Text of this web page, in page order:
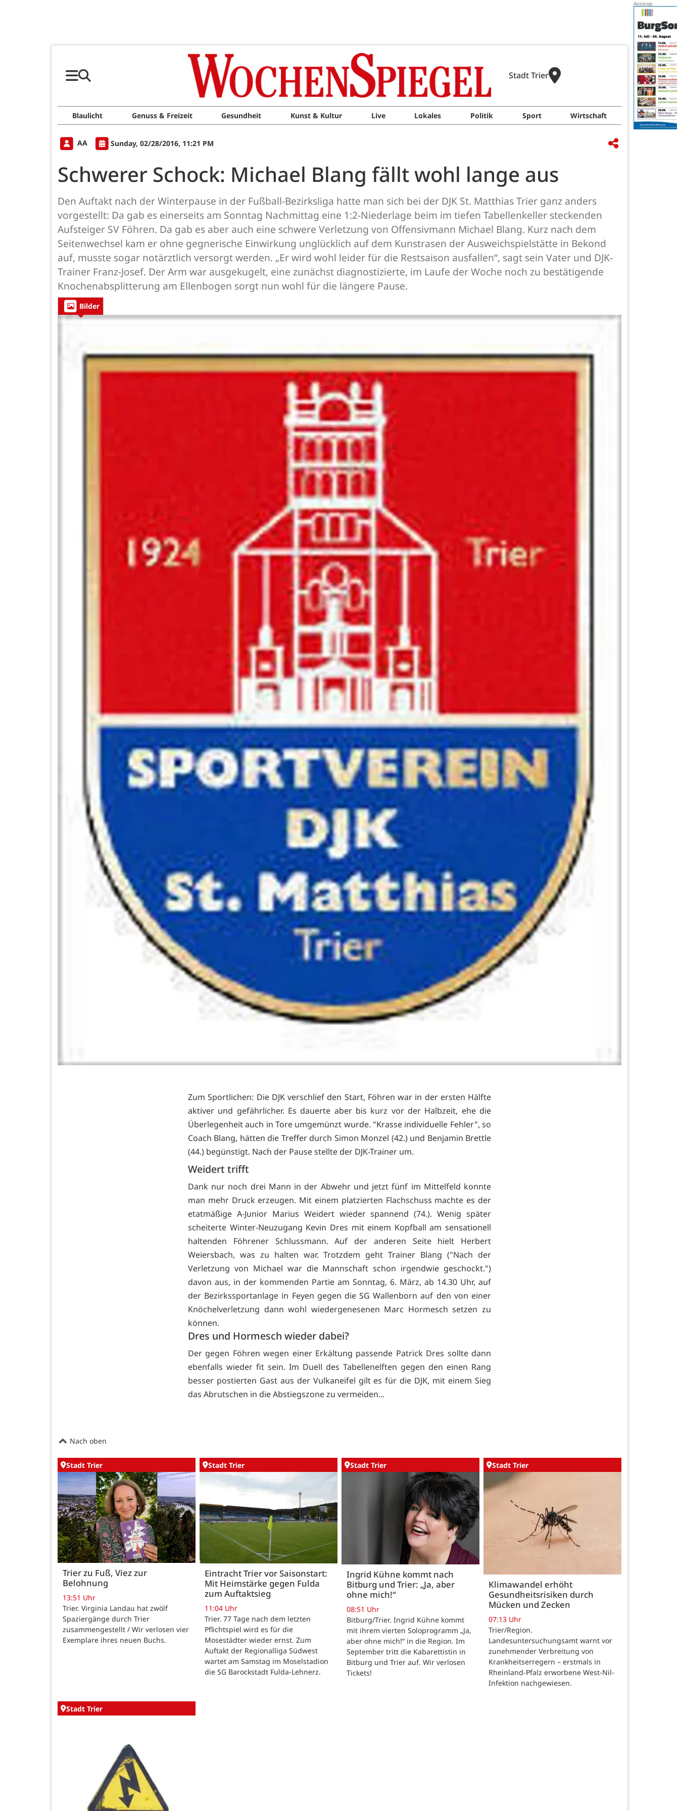
Stadt Trier
Blaulicht Genuss & Freizeit Gesundheit Kunst & Kultur Live Lokales Politik Sport Wirtschaft
AA Sunday, 02/28/2016, 11:21 PM
Schwerer Schock: Michael Blang fällt wohl lange aus
Den Auftakt nach der Winterpause in der Fußball-Bezirksliga hatte man sich bei der DJK St. Matthias Trier ganz anders
vorgestellt: Da gab es einerseits am Sonntag Nachmittag eine 1:2-Niederlage beim im tiefen Tabellenkeller steckenden
Aufsteiger SV Föhren. Da gab es aber auch eine schwere Verletzung von Offensivmann Michael Blang. Kurz nach dem
Seitenwechsel kam er ohne gegnerische Einwirkung unglücklich auf dem Kunstrasen der Ausweichspielstätte in Bekond
auf, musste sogar notärztlich versorgt werden. „Er wird wohl leider für die Restsaison ausfallen“, sagt sein Vater und DJK-
Trainer Franz-Josef. Der Arm war ausgekugelt, eine zunächst diagnostizierte, im Laufe der Woche noch zu bestätigende
Knochenabsplitterung am Ellenbogen sorgt nun wohl für die längere Pause.
Bilder
Zum Sportlichen: Die DJK verschlief den Start, Föhren war in der ersten Hälfte
aktiver und gefährlicher. Es dauerte aber bis kurz vor der Halbzeit, ehe die
Überlegenheit auch in Tore umgemünzt wurde. "Krasse individuelle Fehler", so
Coach Blang, hätten die Treffer durch Simon Monzel (42.) und Benjamin Brettle
(44.) begünstigt. Nach der Pause stellte der DJK-Trainer um.
Weidert trifft
Dank nur noch drei Mann in der Abwehr und jetzt fünf im Mittelfeld konnte
man mehr Druck erzeugen. Mit einem platzierten Flachschuss machte es der
etatmäßige A-Junior Marius Weidert wieder spannend (74.). Wenig später
scheiterte Winter-Neuzugang Kevin Dres mit einem Kopfball am sensationell
haltenden Föhrener Schlussmann. Auf der anderen Seite hielt Herbert
Weiersbach, was zu halten war. Trotzdem geht Trainer Blang ("Nach der
Verletzung von Michael war die Mannschaft schon irgendwie geschockt.")
davon aus, in der kommenden Partie am Sonntag, 6. März, ab 14.30 Uhr, auf
der Bezirkssportanlage in Feyen gegen die SG Wallenborn auf den von einer
Knöchelverletzung dann wohl wiedergenesenen Marc Hormesch setzen zu
können.
Dres und Hormesch wieder dabei?
Der gegen Föhren wegen einer Erkältung passende Patrick Dres sollte dann
ebenfalls wieder fit sein. Im Duell des Tabellenelften gegen den einen Rang
besser postierten Gast aus der Vulkaneifel gilt es für die DJK, mit einem Sieg
das Abrutschen in die Abstiegszone zu vermeiden...
Nach oben
Stadt Trier
Trier zu Fuß, Viez zur
Belohnung
13:51 Uhr
Trier. Virginia Landau hat zwölf
Spaziergänge durch Trier
zusammengestellt / Wir verlosen vier
Exemplare ihres neuen Buchs.
Stadt Trier
Eintracht Trier vor Saisonstart:
Mit Heimstärke gegen Fulda
zum Auftaktsieg
11:04 Uhr
Trier. 77 Tage nach dem letzten
Pflichtspiel wird es für die
Mosestädter wieder ernst. Zum
Auftakt der Regionalliga Südwest
wartet am Samstag im Moselstadion
die SG Barockstadt Fulda-Lehnerz.
Stadt Trier
Ingrid Kühne kommt nach
Bitburg und Trier: „Ja, aber
ohne mich!“
08:51 Uhr
Bitburg/Trier. Ingrid Kühne kommt
mit ihrem vierten Soloprogramm „Ja,
aber ohne mich!“ in die Region. Im
September tritt die Kabarettistin in
Bitburg und Trier auf. Wir verlosen
Tickets!
Stadt Trier
Klimawandel erhöht
Gesundheitsrisiken durch
Mücken und Zecken
07:13 Uhr
Trier/Region.
Landesuntersuchungsamt warnt vor
zunehmender Verbreitung von
Krankheitserregern – erstmals in
Rheinland-Pfalz erworbene West-Nil-
Infektion nachgewiesen.
Stadt Trier